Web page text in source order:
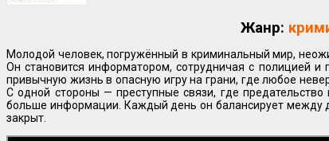
Жанр:
Молодой человек, погружённый в криминальный мир,
Он становится информатором, сотрудничая с полицией и
привычную жизнь в опасную игру на грани, где любое
С одной стороны — преступные связи, где
больше информации. Каждый день он балансирует между
закрыт.